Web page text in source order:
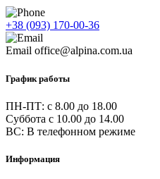
+38 (093) 170-00-36
Email office@alpina.com.ua
График работы
ПН-ПТ: c 8.00 до 18.00
Суббота с 10.00 до 14.00
ВС: В телефонном режиме
Информация